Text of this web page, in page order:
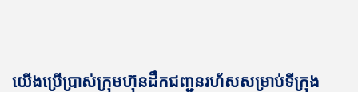
យើងប្រើប្រាស់ក្រុមហ៊ុនដឹកជញ្ជូនរហ័សសម្រាប់ទីក្រុង